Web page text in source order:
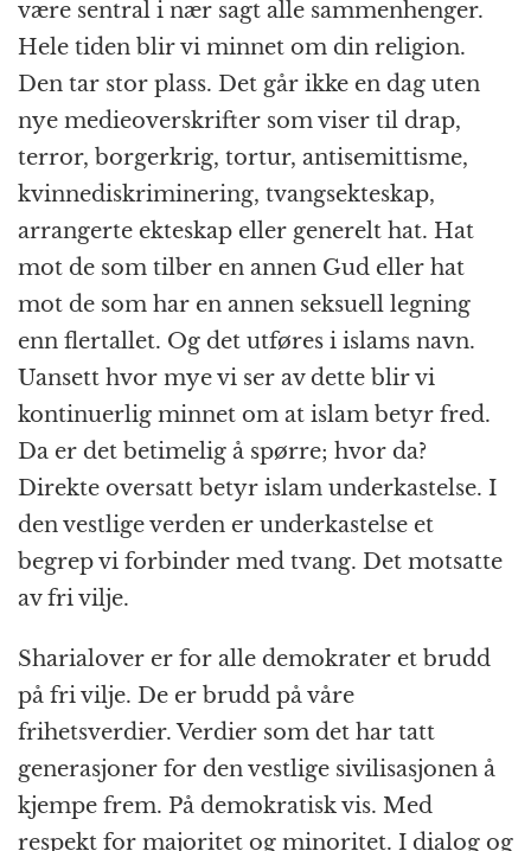
være sentral i nær sagt alle sammenhenger.
Hele tiden blir vi minnet om din religion.
Den tar stor plass. Det går ikke en dag uten
nye medieoverskrifter som viser til drap,
terror, borgerkrig, tortur, antisemittisme,
kvinnediskriminering, tvangsekteskap,
arrangerte ekteskap eller generelt hat. Hat
mot de som tilber en annen Gud eller hat
mot de som har en annen seksuell legning
enn flertallet. Og det utføres i islams navn.
Uansett hvor mye vi ser av dette blir vi
kontinuerlig minnet om at islam betyr fred.
Da er det betimelig å spørre; hvor da?
Direkte oversatt betyr islam underkastelse. I
den vestlige verden er underkastelse et
begrep vi forbinder med tvang. Det motsatte
av fri vilje.
Sharialover er for alle demokrater et brudd
på fri vilje. De er brudd på våre
frihetsverdier. Verdier som det har tatt
generasjoner for den vestlige sivilisasjonen å
kjempe frem. På demokratisk vis. Med
respekt for majoritet og minoritet. I dialog og